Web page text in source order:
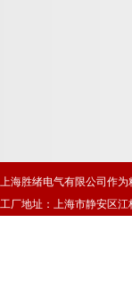
上海胜绪电气有限公司作
工厂地址：上海市静安区江